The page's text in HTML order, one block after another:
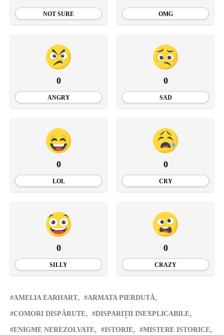
NOT SURE OMG
0
ANGRY
0
SAD
0
LOL
0
CRY
0
SILLY
0
CRAZY
AMELIA EARHART ARMATA PIERDUTĂ
COMORI DISPĂRUTE DISPARIȚII INEXPLICABILE
ENIGME NEREZOLVATE ISTORIE MISTERE ISTORICE